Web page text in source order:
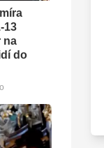
13
na
do